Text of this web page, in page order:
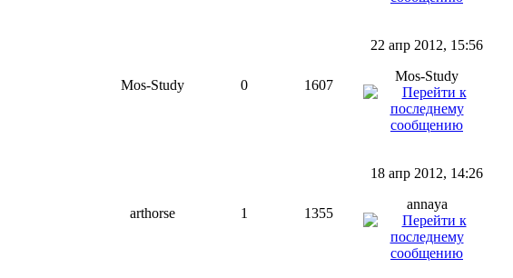
Mos-Study 0 1607
22 апр 2012, 15:56
Mos-Study
arthorse 1 1355
18 апр 2012, 14:26
annaya